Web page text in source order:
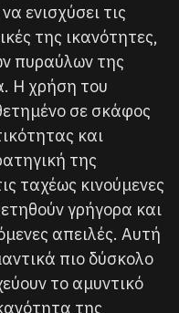
ενισχύσει τις
της ικανότητες,
πυραύλων της
Η χρήση του
σε σκάφος
και
της
ταχέως κινούμενες
γρήγορα και
απειλές. Αυτή
πιο δύσκολο
το αμυντικό
της